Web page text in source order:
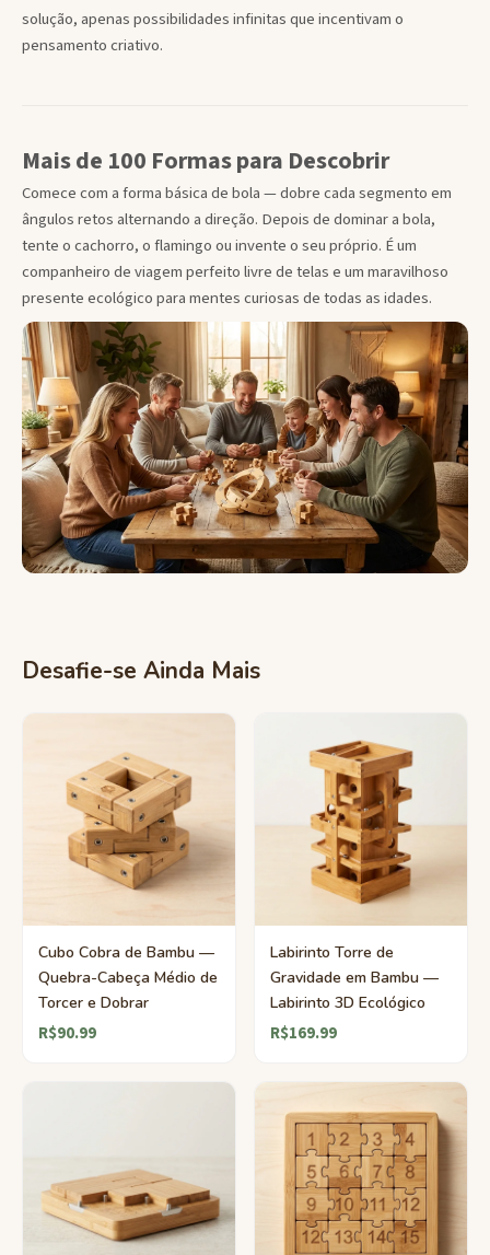
solução, apenas possibilidades infinitas que incentivam o
pensamento criativo.
Mais de 100 Formas para Descobrir
Comece com a forma básica de bola — dobre cada segmento em
ângulos retos alternando a direção. Depois de dominar a bola,
tente o cachorro, o flamingo ou invente o seu próprio. É um
companheiro de viagem perfeito livre de telas e um maravilhoso
presente ecológico para mentes curiosas de todas as idades.
Desafie-se Ainda Mais
Cubo Cobra de Bambu —
Quebra-Cabeça Médio de
Torcer e Dobrar
R$90.99
Labirinto Torre de
Gravidade em Bambu —
Labirinto 3D Ecológico
R$169.99